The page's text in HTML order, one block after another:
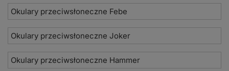
Okulary przeciwsłoneczne Febe
Okulary przeciwsłoneczne Joker
Okulary przeciwsłoneczne Hammer